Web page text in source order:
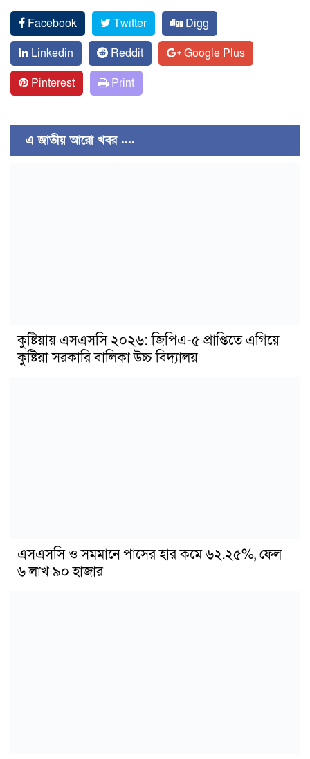
Facebook Twitter
Digg
Linkedin
Reddit
Google Plus
Pinterest
Print
এ জাতীয় আরো খবর ....
কুষ্টিয়ায় এসএসসি ২০২৬: জিপিএ-৫ প্রাপ্তিতে এগিয়ে
কুষ্টিয়া সরকারি বালিকা উচ্চ বিদ্যালয়
এসএসসি ও সমমানে পাসের হার কমে ৬২.২৫%, ফেল
৬ লাখ ৯০ হাজার